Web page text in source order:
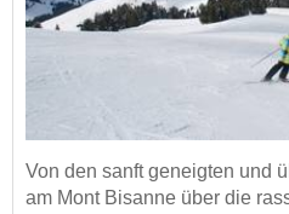
Von den sanft geneigten und
am Mont Bisanne über die